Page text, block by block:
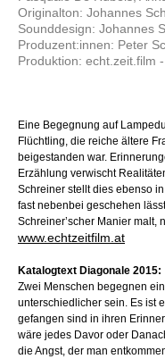
Originalton: Johannes
Sounddesign: Johannes
Produzent:innen: Peter
Produktion: echt.zeit.film
Eine Begegnung auf
Flüchtling, die reiche ältere
beigestanden war.
Erzählung verwischt
Schreiner stellt dies ebenso
fast nebenbei geschehen
Schreiner’scher Manier malt,
www.echtzeitfilm.at
Katalogtext Diagonale 2015:
Zwei Menschen begegnen
unterschiedlicher sein. Es ist
gefangen sind in ihren
wäre jedes Davor oder
die Angst, der man